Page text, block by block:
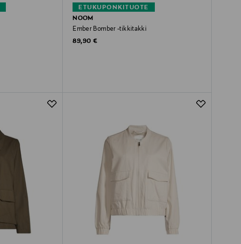
ETUKUPONKITUOTE
NOOM
Ember Bomber -tikkitakki
Original Price
89,90 €